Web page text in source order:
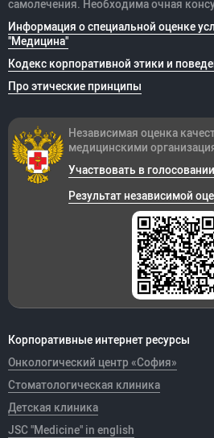
самолечения. Необходима очная
Информация о специальной оценке
"Медицина"
Кодекс корпоративной этики и
Про этические принципы
Корпоративные интернет ресурсы
Онкологический центр «София»
Стоматологическая клиника
Детская клиника
JSC "Medicine" in english
Независимая оценка
медицинскими
Участвовать в голосовании
Результат независимой